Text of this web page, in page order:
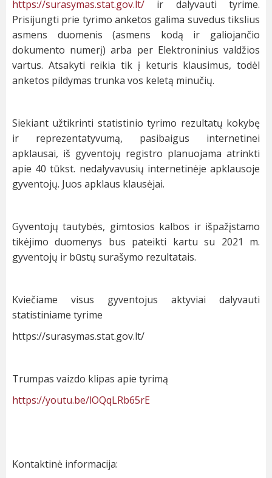
https://surasymas.stat.gov.lt/ ir dalyvauti tyrime.
Prisijungti prie tyrimo anketos galima suvedus tikslius
asmens duomenis (asmens kodą ir galiojančio
dokumento numerį) arba per Elektroninius valdžios
vartus. Atsakyti reikia tik į keturis klausimus, todėl
anketos pildymas trunka vos keletą minučių.
Siekiant užtikrinti statistinio tyrimo rezultatų kokybę
ir reprezentatyvumą, pasibaigus internetinei
apklausai, iš gyventojų registro planuojama atrinkti
apie 40 tūkst. nedalyvavusių internetinėje apklausoje
gyventojų. Juos apklaus klausėjai.
Gyventojų tautybės, gimtosios kalbos ir išpažįstamo
tikėjimo duomenys bus pateikti kartu su 2021 m.
gyventojų ir būstų surašymo rezultatais.
Kviečiame visus gyventojus aktyviai dalyvauti
statistiniame tyrime
https://surasymas.stat.gov.lt/
Trumpas vaizdo klipas apie tyrimą
https://youtu.be/lOQqLRb65rE
Kontaktinė informacija: